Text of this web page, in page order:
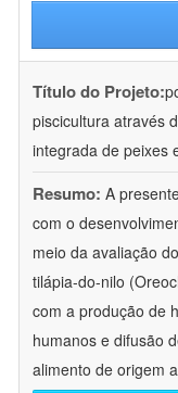
Título do Projeto:
piscicultura através
integrada de peixes
Resumo: A
com o
meio da avaliação
tilápia-do-nilo
com a produção de
humanos e difusão
alimento de origem